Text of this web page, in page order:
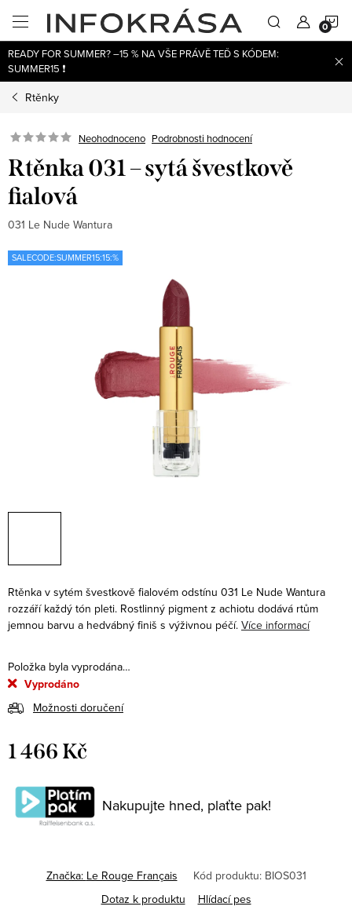
obsah
READY FOR SUMMER? –15 % NA VŠE PRÁVĚ TEĎ S KÓDEM:
SUMMER15 ❗
Rtěnky
Neohodnoceno Podrobnosti hodnocení
Rtěnka 031 – sytá švestkově
fialová
031 Le Nude Wantura
SALECODE:SUMMER15:15:%
Rtěnka v sytém švestkově fialovém odstínu 031 Le Nude Wantura
rozzáří každý tón pleti. Rostlinný pigment z achiotu dodává rtům
jemnou barvu a hedvábný finiš s výživnou péčí. Více informací
Položka byla vyprodána…
Vyprodáno
Možnosti doručení
1 466 Kč
cena:
Nakupujte hned, plaťte pak!
Značka: Le Rouge Français Kód produktu: BIOS031
Dotaz k produktu
Hlídací pes